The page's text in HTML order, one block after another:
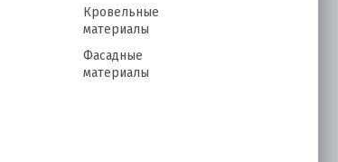
Кровельные
материалы
Фасадные
материалы